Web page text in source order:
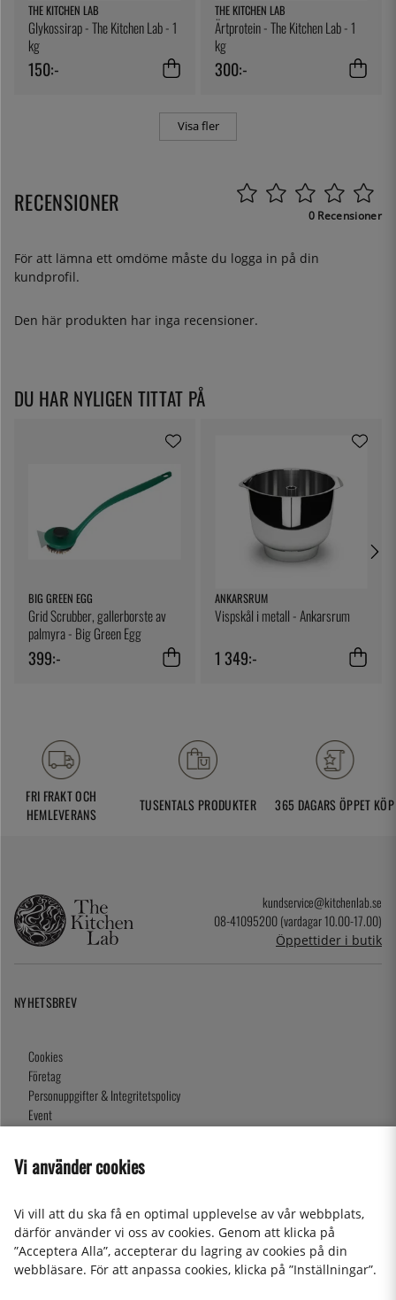
THE KITCHEN LAB
Glykossirap - The Kitchen Lab - 1
kg
150:-
THE KITCHEN LAB
Ärtprotein - The Kitchen Lab - 1
kg
300:-
Visa fler
RECENSIONER 0 Recensioner
För att lämna ett omdöme måste du logga in på din
kundprofil.
Den här produkten har inga recensioner.
DU HAR NYLIGEN TITTAT PÅ
BIG GREEN EGG
Grid Scrubber, gallerborste av
palmyra - Big Green Egg
399:-
ANKARSRUM
Vispskål i metall - Ankarsrum
1 349:-
FRI FRAKT OCH
HEMLEVERANS
TUSENTALS PRODUKTER 365 DAGARS ÖPPET KÖP
kundservice@kitchenlab.se
08-41095200 (vardagar 10.00-17.00)
Öppettider i butik
NYHETSBREV
Cookies
Företag
Personuppgifter & Integritetspolicy
Event
Presentkort
2026 KitchenLab AB
Vi använder cookies
Vi vill att du ska få en optimal upplevelse av vår webbplats,
därför använder vi oss av cookies. Genom att klicka på
”Acceptera Alla”, accepterar du lagring av cookies på din
webbläsare. För att anpassa cookies, klicka på ”Inställningar”.